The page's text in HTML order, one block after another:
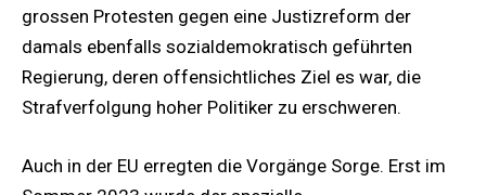
grossen Protesten gegen eine Justizreform der
damals ebenfalls sozialdemokratisch geführten
Regierung, deren offensichtliches Ziel es war, die
Strafverfolgung hoher Politiker zu erschweren.
Auch in der EU erregten die Vorgänge Sorge. Erst im